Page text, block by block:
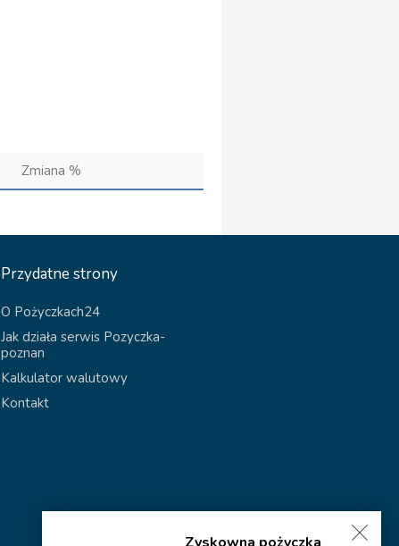
Zmiana %
Przydatne strony
O Pożyczkach24
Jak działa serwis Pozyczka-
poznan
Kalkulator walutowy
Kontakt